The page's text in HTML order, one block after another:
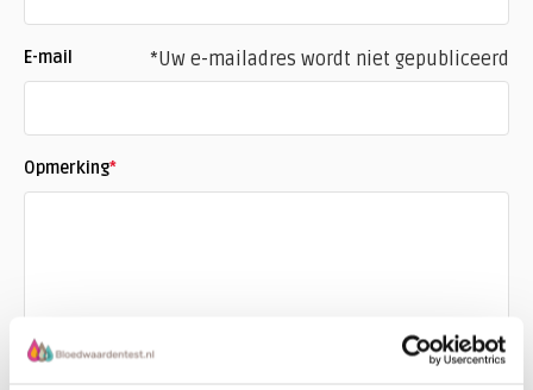
E-mail *Uw e-mailadres wordt niet gepubliceerd
Opmerking*